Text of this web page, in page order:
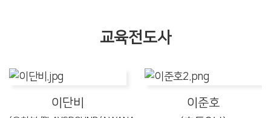
교육전도사
이단비
이준호